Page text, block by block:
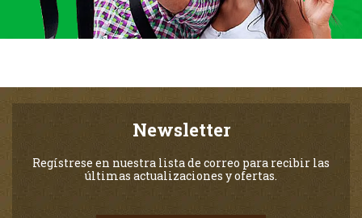
Newsletter
Regístrese en nuestra lista de correo para recibir las
últimas actualizaciones y ofertas.